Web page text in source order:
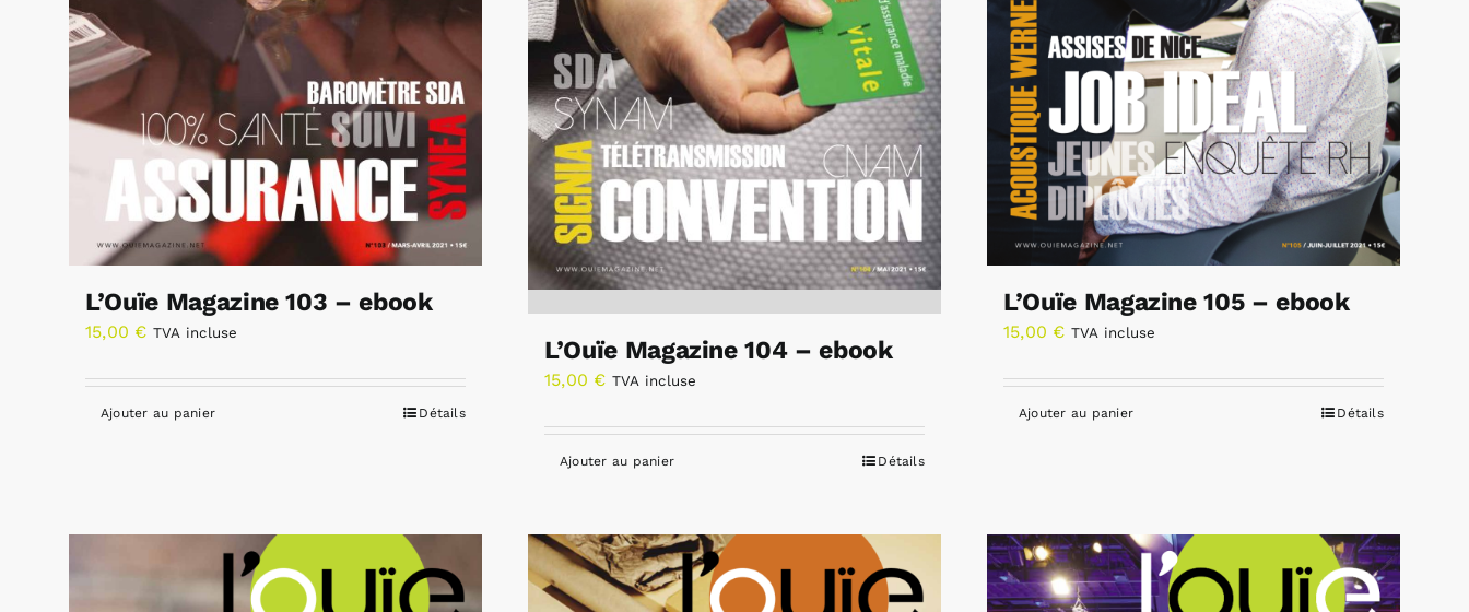
L’Ouïe Magazine 103 – ebook
15,00 € TVA incluse
Ajouter au panier Détails
L’Ouïe Magazine 104 – ebook
15,00 € TVA incluse
Ajouter au panier Détails
L’Ouïe Magazine 105 – ebook
15,00 € TVA incluse
Ajouter au panier Détails